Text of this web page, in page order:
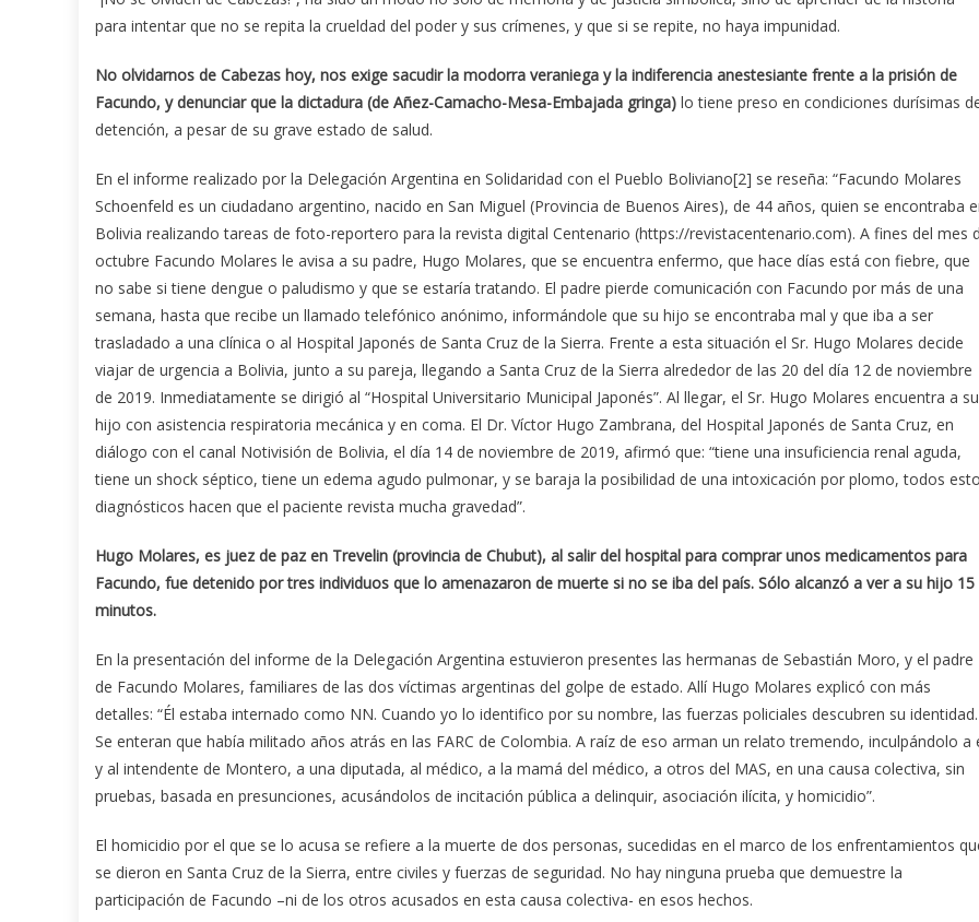
para intentar que no se repita la crueldad del poder y sus crímenes, y que si se repite, no haya impunidad.
No olvidarnos de Cabezas hoy, nos exige sacudir la modorra veraniega y la indiferencia anestesiante frente a la prisión de
Facundo, y denunciar que la dictadura (de Añez-Camacho-Mesa-Embajada gringa) lo tiene preso en condiciones durísimas
detención, a pesar de su grave estado de salud.
En el informe realizado por la Delegación Argentina en Solidaridad con el Pueblo Boliviano[2] se reseña: “Facundo Molares
Schoenfeld es un ciudadano argentino, nacido en San Miguel (Provincia de Buenos Aires), de 44 años, quien se encontraba
Bolivia realizando tareas de foto-reportero para la revista digital Centenario (https://revistacentenario.com). A fines del mes
octubre Facundo Molares le avisa a su padre, Hugo Molares, que se encuentra enfermo, que hace días está con fiebre, que
no sabe si tiene dengue o paludismo y que se estaría tratando. El padre pierde comunicación con Facundo por más de una
semana, hasta que recibe un llamado telefónico anónimo, informándole que su hijo se encontraba mal y que iba a ser
trasladado a una clínica o al Hospital Japonés de Santa Cruz de la Sierra. Frente a esta situación el Sr. Hugo Molares decide
viajar de urgencia a Bolivia, junto a su pareja, llegando a Santa Cruz de la Sierra alrededor de las 20 del día 12 de noviembre
de 2019. Inmediatamente se dirigió al “Hospital Universitario Municipal Japonés”. Al llegar, el Sr. Hugo Molares encuentra a su
hijo con asistencia respiratoria mecánica y en coma. El Dr. Víctor Hugo Zambrana, del Hospital Japonés de Santa Cruz, en
diálogo con el canal Notivisión de Bolivia, el día 14 de noviembre de 2019, afirmó que: “tiene una insuficiencia renal aguda,
tiene un shock séptico, tiene un edema agudo pulmonar, y se baraja la posibilidad de una intoxicación por plomo, todos
diagnósticos hacen que el paciente revista mucha gravedad”.
Hugo Molares, es juez de paz en Trevelin (provincia de Chubut), al salir del hospital para comprar unos medicamentos para
Facundo, fue detenido por tres individuos que lo amenazaron de muerte si no se iba del país. Sólo alcanzó a ver a su hijo 15
minutos.
En la presentación del informe de la Delegación Argentina estuvieron presentes las hermanas de Sebastián Moro, y el padre
de Facundo Molares, familiares de las dos víctimas argentinas del golpe de estado. Allí Hugo Molares explicó con más
detalles: “Él estaba internado como NN. Cuando yo lo identifico por su nombre, las fuerzas policiales descubren su identidad.
Se enteran que había militado años atrás en las FARC de Colombia. A raíz de eso arman un relato tremendo, inculpándolo a
y al intendente de Montero, a una diputada, al médico, a la mamá del médico, a otros del MAS, en una causa colectiva, sin
pruebas, basada en presunciones, acusándolos de incitación pública a delinquir, asociación ilícita, y homicidio”.
El homicidio por el que se lo acusa se refiere a la muerte de dos personas, sucedidas en el marco de los enfrentamientos
se dieron en Santa Cruz de la Sierra, entre civiles y fuerzas de seguridad. No hay ninguna prueba que demuestre la
participación de Facundo –ni de los otros acusados en esta causa colectiva- en esos hechos.